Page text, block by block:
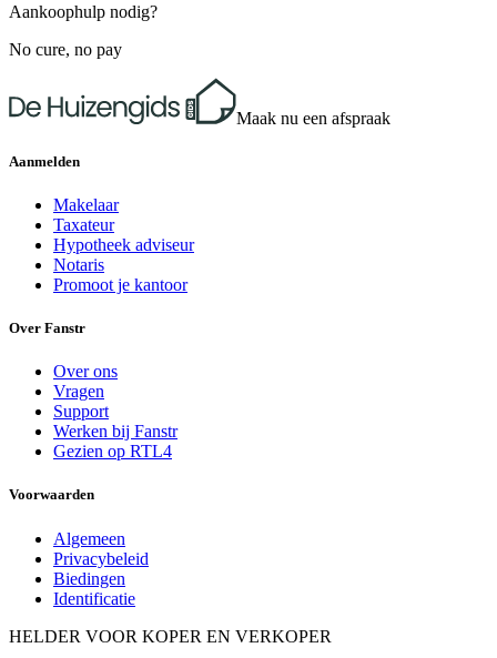
Aankoophulp nodig?
No cure, no pay
Maak nu een afspraak
Aanmelden
Makelaar
Taxateur
Hypotheek adviseur
Notaris
Promoot je kantoor
Over Fanstr
Over ons
Vragen
Support
Werken bij Fanstr
Gezien op RTL4
Voorwaarden
Algemeen
Privacybeleid
Biedingen
Identificatie
HELDER VOOR KOPER EN VERKOPER